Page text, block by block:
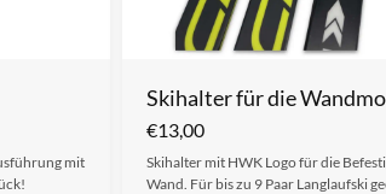
mit
Skihalter für die
€13,00
Skihalter mit HWK Logo für die
Wand. Für bis zu 9 Paar Langlaufski